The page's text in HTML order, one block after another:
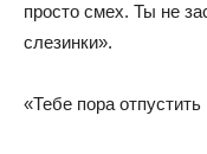
просто смех. Ты не
слезинки».
«Тебе пора